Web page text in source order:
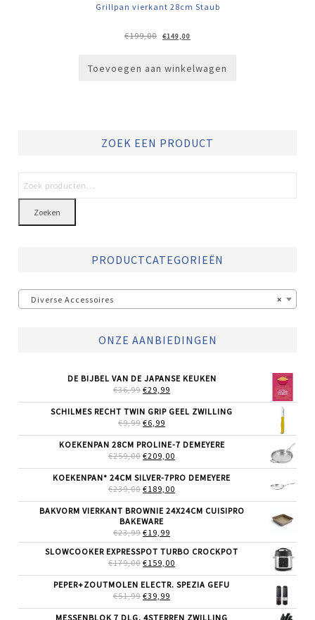
Grillpan vierkant 28cm Staub
€199,00
Oorspronkelijke
prijs
€149,00
prijs
Toevoegen aan winkelwagen
ZOEK EEN PRODUCT
Zoeken
PRODUCTCATEGORIEËN
×
Diverse Accessoires
ONZE AANBIEDINGEN
DE BIJBEL VAN DE JAPANSE KEUKEN
€36,99 OORSPRONKELIJKE
WAS:
€36,99.
€29,99
IS:
SCHILMES RECHT TWIN GRIP GEEL ZWILLING
€9,99 OORSPRONKELIJKE
WAS:
€9,99.
€6,99
IS:
€6,99.
KOEKENPAN 28CM PROLINE-7 DEMEYERE
€259,00 OORSPRONKELIJKE
WAS:
€259,00.
€209,00
IS:
KOEKENPAN* 24CM SILVER-7PRO DEMEYERE
€239,00 OORSPRONKELIJKE
WAS:
€239,00.
€189,00
IS:
BAKVORM VIERKANT BROWNIE 24X24CM CUISIPRO
BAKEWARE
€23,99 OORSPRONKELIJKE
PRIJS
WAS:
€23,99.
€19,99
PRIJS
IS:
€19,99.
SLOWCOOKER EXPRESSPOT TURBO CROCKPOT
€179,00 OORSPRONKELIJKE
WAS:
€179,00.
€159,00
IS:
PEPER+ZOUTMOLEN ELECTR. SPEZIA GEFU
€51,99 OORSPRONKELIJKE
WAS:
€39,99
IS:
MESSENBLOK 7 DLG. 4STERREN ZWILLING